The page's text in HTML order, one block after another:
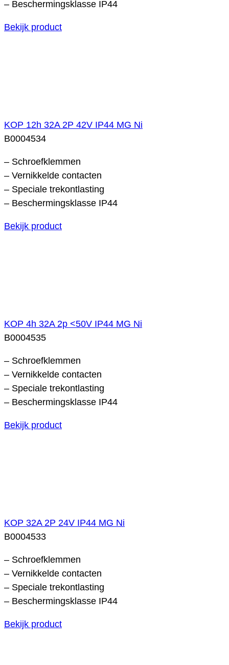
– Beschermingsklasse IP44
Bekijk product
KOP 12h 32A 2P 42V IP44 MG Ni
B0004534
– Schroefklemmen
– Vernikkelde contacten
– Speciale trekontlasting
– Beschermingsklasse IP44
Bekijk product
KOP 4h 32A 2p <50V IP44 MG Ni
B0004535
– Schroefklemmen
– Vernikkelde contacten
– Speciale trekontlasting
– Beschermingsklasse IP44
Bekijk product
KOP 32A 2P 24V IP44 MG Ni
B0004533
– Schroefklemmen
– Vernikkelde contacten
– Speciale trekontlasting
– Beschermingsklasse IP44
Bekijk product